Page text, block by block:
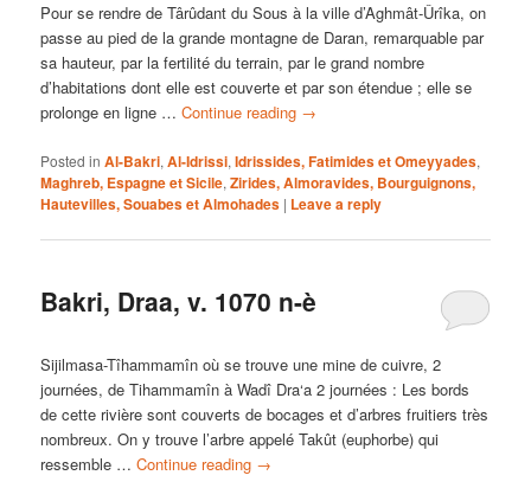
Pour se rendre de Târûdant du Sous à la ville d’Aghmât-Ûrîka, on
passe au pied de la grande montagne de Daran, remarquable par
sa hauteur, par la fertilité du terrain, par le grand nombre
d’habitations dont elle est couverte et par son étendue ; elle se
prolonge en ligne …Continue reading →
Posted in Al-Bakri,Al-Idrissi,Idrissides, Fatimides et Omeyyades,
Maghreb, Espagne et Sicile,Zirides, Almoravides, Bourguignons,
Hautevilles, Souabes et Almohades | Leave a reply
Bakri, Draa, v. 1070 n-è
Sijilmasa-Tîhammamîn où se trouve une mine de cuivre, 2
journées, de Tihammamîn à Wadî Dra‘a 2 journées : Les bords
de cette rivière sont couverts de bocages et d’arbres fruitiers très
nombreux. On y trouve l’arbre appelé Takût (euphorbe) qui
ressemble …Continue reading →